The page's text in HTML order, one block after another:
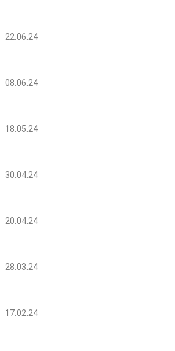
22.06.24
08.06.24
18.05.24
30.04.24
20.04.24
28.03.24
17.02.24